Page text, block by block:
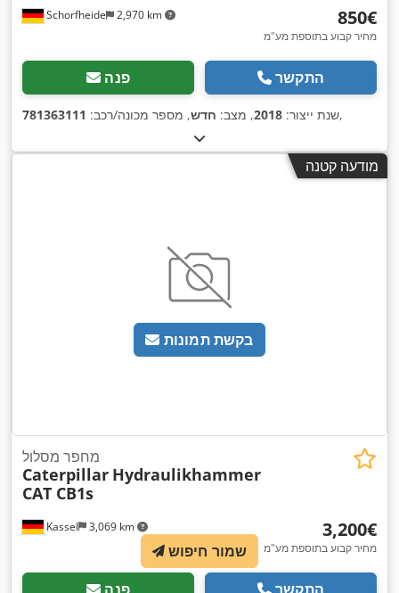
Schorfheide 2,970 km ‏850 ‏€
מחיר קבוע בתוספת מע"מ
פנה התקשר
שנת ייצור: 2018, מצב: חדש, מספר מכונה/רכב: 781363111 ,
מודעה קטנה
בקשת תמונות
Kassel 3,069 km
מחפר מסלול
Caterpillar Hydraulikhammer
CAT CB1s
‏3,200 ‏€
מחיר קבוע בתוספת מע"מ
פנה התקשר
שמור חיפוש